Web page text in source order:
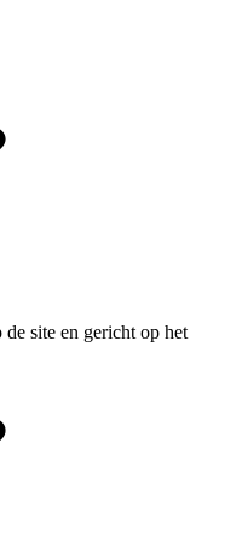
site en gericht op het